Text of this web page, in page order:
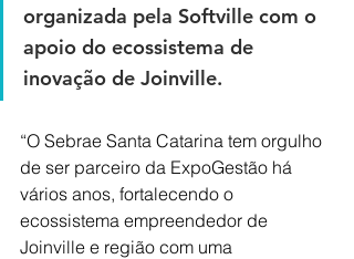
organizada pela Softville com o
apoio do ecossistema de
inovação de Joinville.
“O Sebrae Santa Catarina tem orgulho
de ser parceiro da ExpoGestão há
vários anos, fortalecendo o
ecossistema empreendedor de
Joinville e região com uma